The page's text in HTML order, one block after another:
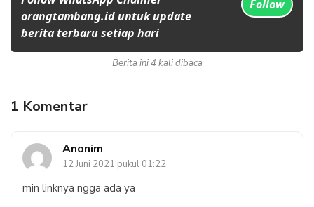
orangtambang.id untuk update
berita terbaru setiap hari
Follow
Berita ini 4 kali dibaca
1 Komentar
Anonim
12 Juni 2021 pukul 01:22
min linknya ngga ada ya